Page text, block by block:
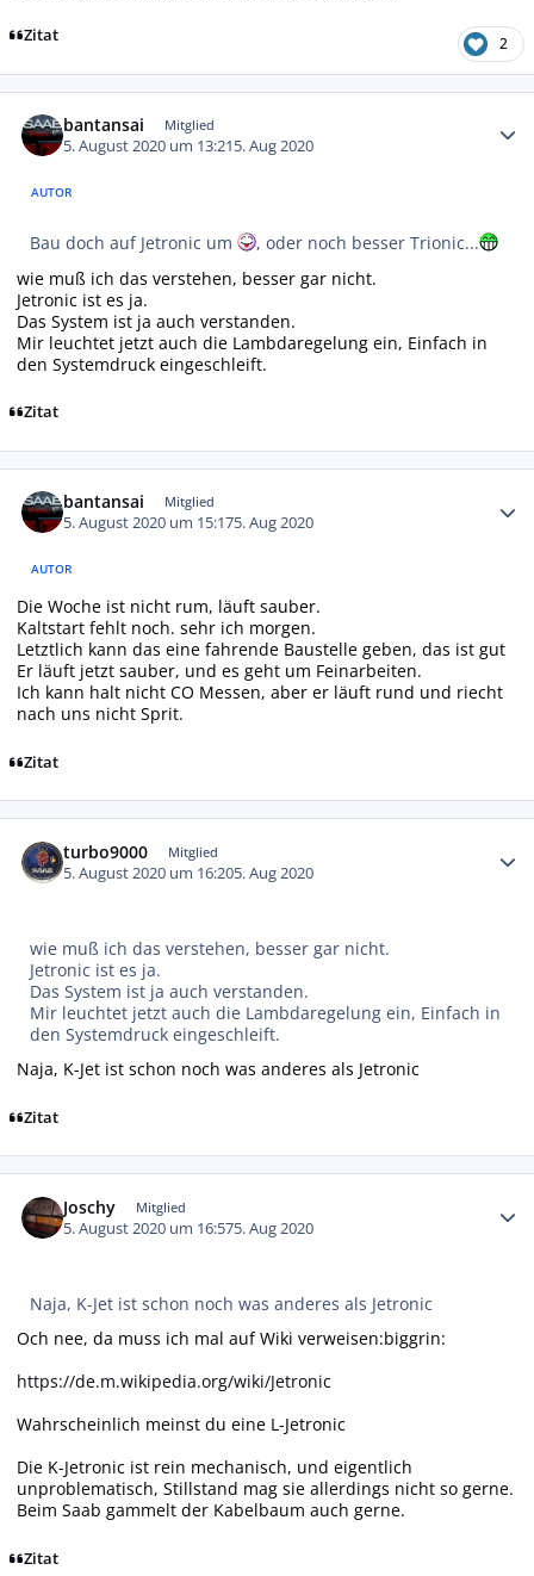
Zitat 2
bantansai Mitglied
5. August 2020 um 13:215. Aug 2020
AUTOR
Bau doch auf Jetronic um
, oder noch besser Trionic...
wie muß ich das verstehen, besser gar nicht.
Jetronic ist es ja.
Das System ist ja auch verstanden.
Mir leuchtet jetzt auch die Lambdaregelung ein, Einfach in
den Systemdruck eingeschleift.
Zitat
bantansai Mitglied
5. August 2020 um 15:175. Aug 2020
AUTOR
Die Woche ist nicht rum, läuft sauber.
Kaltstart fehlt noch. sehr ich morgen.
Letztlich kann das eine fahrende Baustelle geben, das ist gut
Er läuft jetzt sauber, und es geht um Feinarbeiten.
Ich kann halt nicht CO Messen, aber er läuft rund und riecht
nach uns nicht Sprit.
Zitat
turbo9000 Mitglied
5. August 2020 um 16:205. Aug 2020
wie muß ich das verstehen, besser gar nicht.
Jetronic ist es ja.
Das System ist ja auch verstanden.
Mir leuchtet jetzt auch die Lambdaregelung ein, Einfach in
den Systemdruck eingeschleift.
Naja, K-Jet ist schon noch was anderes als Jetronic
Zitat
Joschy Mitglied
5. August 2020 um 16:575. Aug 2020
Naja, K-Jet ist schon noch was anderes als Jetronic
Och nee, da muss ich mal auf Wiki verweisen:biggrin:
https://de.m.wikipedia.org/wiki/Jetronic
Wahrscheinlich meinst du eine L-Jetronic
Die K-Jetronic ist rein mechanisch, und eigentlich
unproblematisch, Stillstand mag sie allerdings nicht so gerne.
Beim Saab gammelt der Kabelbaum auch gerne.
Zitat